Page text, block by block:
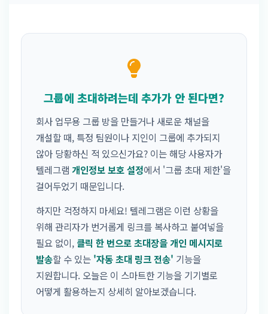
그룹에 초대하려는데 추가가 안 된다면?
회사 업무용 그룹 방을 만들거나 새로운 채널을
개설할 때, 특정 팀원이나 지인이 그룹에 추가되지
않아 당황하신 적 있으신가요? 이는 해당 사용자가
텔레그램 개인정보 보호 설정에서 '그룹 초대 제한'을
걸어두었기 때문입니다.
하지만 걱정하지 마세요! 텔레그램은 이런 상황을
위해 관리자가 번거롭게 링크를 복사하고 붙여넣을
필요 없이, 클릭 한 번으로 초대장을 개인 메시지로
발송할 수 있는 '자동 초대 링크 전송' 기능을
지원합니다. 오늘은 이 스마트한 기능을 기기별로
어떻게 활용하는지 상세히 알아보겠습니다.